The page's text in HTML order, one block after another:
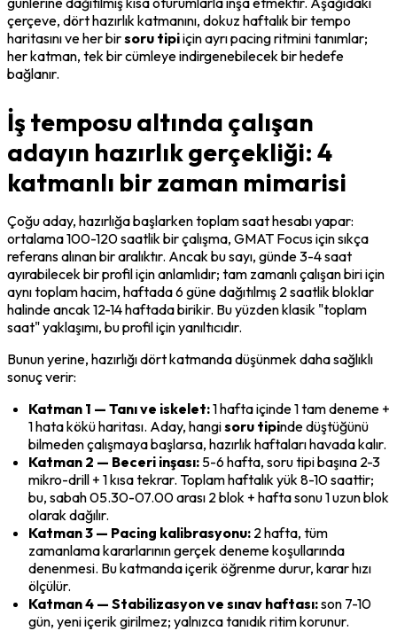
çerçeve, dört hazırlık katmanını, dokuz haftalık bir tempo
haritasını ve her bir soru tipi için ayrı pacing ritmini tanımlar;
her katman, tek bir cümleye indirgenebilecek bir hedefe
bağlanır.
İş temposu altında çalışan
adayın hazırlık gerçekliği: 4
katmanlı bir zaman mimarisi
Çoğu aday, hazırlığa başlarken toplam saat hesabı yapar:
ortalama 100-120 saatlik bir çalışma, GMAT Focus için sıkça
referans alınan bir aralıktır. Ancak bu sayı, günde 3-4 saat
ayırabilecek bir profil için anlamlıdır; tam zamanlı çalışan biri için
aynı toplam hacim, haftada 6 güne dağıtılmış 2 saatlik bloklar
halinde ancak 12-14 haftada birikir. Bu yüzden klasik "toplam
saat" yaklaşımı, bu profil için yanıltıcıdır.
Bunun yerine, hazırlığı dört katmanda düşünmek daha sağlıklı
sonuç verir:
Katman 1 — Tanı ve iskelet: 1 hafta içinde 1 tam deneme +
1 hata kökü haritası. Aday, hangi soru tipinde düştüğünü
bilmeden çalışmaya başlarsa, hazırlık haftaları havada kalır.
Katman 2 — Beceri inşası: 5-6 hafta, soru tipi başına 2-3
mikro-drill + 1 kısa tekrar. Toplam haftalık yük 8-10 saattir;
bu, sabah 05.30-07.00 arası 2 blok + hafta sonu 1 uzun blok
olarak dağılır.
Katman 3 — Pacing kalibrasyonu: 2 hafta, tüm
zamanlama kararlarının gerçek deneme koşullarında
denenmesi. Bu katmanda içerik öğrenme durur, karar hızı
ölçülür.
Katman 4 — Stabilizasyon ve sınav haftası: son 7-10
gün, yeni içerik girilmez; yalnızca tanıdık ritim korunur.